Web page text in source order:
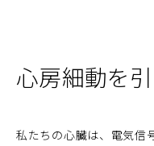
心房細動を
私たちの心臓は、電気信